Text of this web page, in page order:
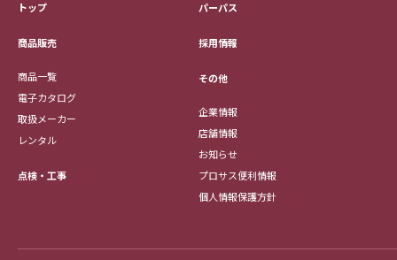
トップ
商品販売
商品一覧
電子カタログ
取扱メーカー
レンタル
点検・工事
パーパス
採用情報
その他
企業情報
店舗情報
お知らせ
プロサス便利情報
個人情報保護方針